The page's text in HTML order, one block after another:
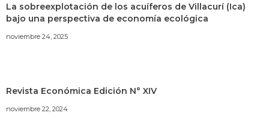
La sobreexplotación de los acuíferos de Villacurí (Ica)
bajo una perspectiva de economía ecológica
noviembre 24, 2025
Revista Económica Edición N° XIV
noviembre 22, 2024